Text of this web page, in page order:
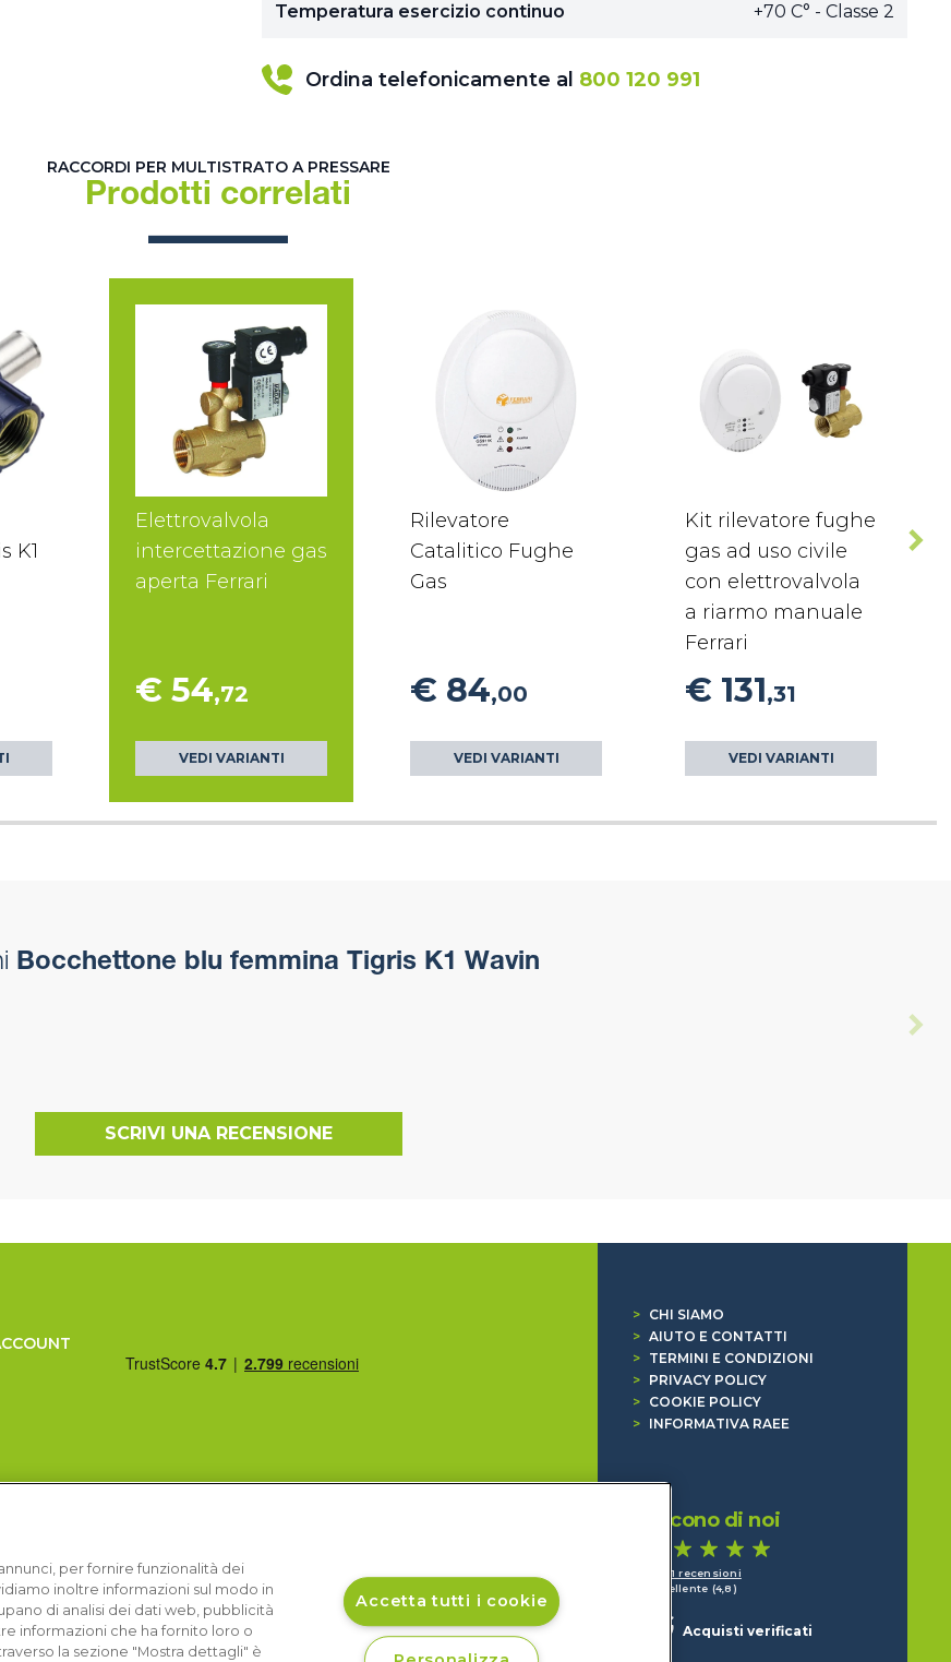
Temperatura esercizio continuo +70 C° - Classe 2
Ordina telefonicamente al 800 120 991
RACCORDI PER MULTISTRATO A PRESSARE
Prodotti correlati
K1
Elettrovalvola
intercettazione gas
aperta Ferrari
€ 54,72
VEDI VARIANTI
Rilevatore
Catalitico Fughe
Gas
€ 84,00
VEDI VARIANTI
Kit rilevatore fughe
gas ad uso civile
con elettrovalvola
a riarmo manuale
Ferrari
€ 131,31
VEDI VARIANTI
Bocchettone blu femmina Tigris K1 Wavin
SCRIVI UNA RECENSIONE
>
CHI SIAMO
> AIUTO E CONTATTI
>
TERMINI E CONDIZIONI
>
PRIVACY POLICY
>
COOKIE POLICY
>
INFORMATIVA RAEE
Dicono di noi
1.641 recensioni
Eccellente (4,8)
Acquisti verificati
per fornire funzionalità dei
inoltre informazioni sul modo in
di analisi dei dati web, pubblicità
informazioni che ha fornito loro o
la sezione "Mostra dettagli" è
Accetta tutti i cookie